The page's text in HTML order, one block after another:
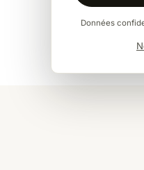
Données